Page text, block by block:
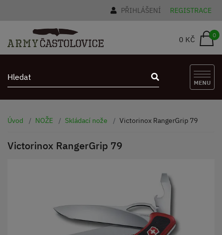
PŘIHLÁŠENÍ REGISTRACE
0 KČ 0
MENU
Úvod NOŽE Skládací nože Victorinox RangerGrip 79
Victorinox RangerGrip 79